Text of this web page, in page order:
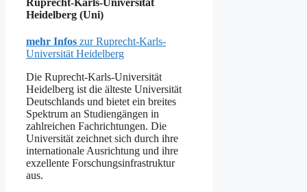
Ruprecht-Karls-Universität
Heidelberg (Uni)
mehr Infos zur Ruprecht-Karls-
Universität Heidelberg
Die Ruprecht-Karls-Universität
Heidelberg ist die älteste Universität
Deutschlands und bietet ein breites
Spektrum an Studiengängen in
zahlreichen Fachrichtungen. Die
Universität zeichnet sich durch ihre
internationale Ausrichtung und ihre
exzellente Forschungsinfrastruktur
aus.